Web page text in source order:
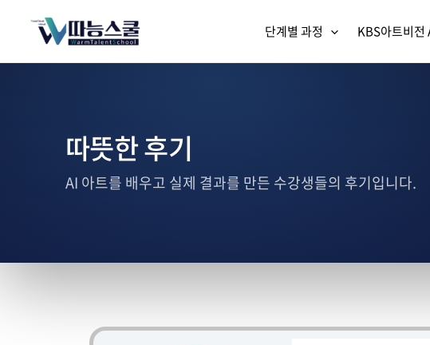
단계별 과정 KBS아트비전
따뜻한 후기
AI 아트를 배우고 실제 결과를 만든 수강생들의 후기입니다.